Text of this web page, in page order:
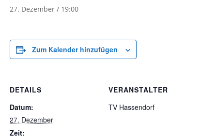
27. Dezember / 19:00
Zum Kalender hinzufügen
DETAILS
Datum:
27. Dezember
Zeit:
VERANSTALTER
TV Hassendorf